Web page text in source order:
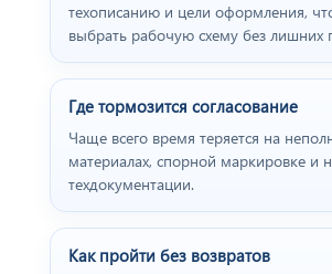
техописанию и цели оформления,
выбрать рабочую схему без лишних
Где тормозится согласование
Чаще всего время теряется на
материалах, спорной маркировке и
техдокументации.
Как пройти без возвратов